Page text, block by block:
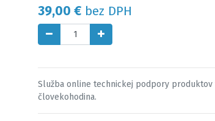
39,00 € bez DPH
Služba online technickej podpory produktov
človekohodina.